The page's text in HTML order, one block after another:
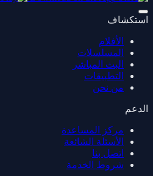
استكشاف
الأفلام
المسلسلات
البث المباشر
التطبيقات
من نحن
الدعم
مركز المساعدة
الأسئلة الشائعة
اتصل بنا
شروط الخدمة